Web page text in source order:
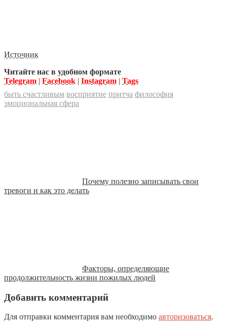
Источник
Читайте нас в удобном формате
Telegram | Facebook | Instagram | Tags
быть счастливым восприятие притча философия
эмоциональная сфера
Почему полезно записывать свои
тревоги и как это делать
Факторы, определяющие
продолжительность жизни пожилых людей
Добавить комментарий
Для отправки комментария вам необходимо авторизоваться.